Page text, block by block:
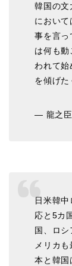
韓国の文
におい
事を言っ
は何も
われて
を傾げた
— 龍之
日米韓
応と5カ
国、ロ
メリカ
本と韓国